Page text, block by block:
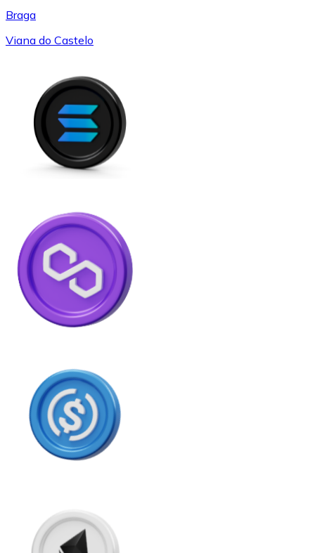
Braga
Viana do Castelo